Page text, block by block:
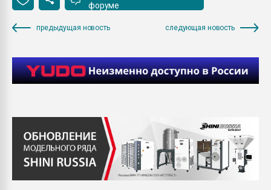
форуме
предыдущая новость следующая новость